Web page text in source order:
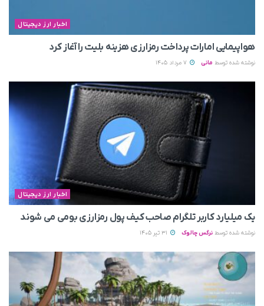
اخبار ارز دیجیتال
هواپیمایی امارات پرداخت رمزارزی هزینه بلیت را آغاز کرد
نوشته شده توسط مانی
اخبار ارز دیجیتال
یک میلیارد کاربر تلگرام صاحب کیف پول رمزارزی بومی می‌ شوند
نوشته شده توسط نرگس چالوک